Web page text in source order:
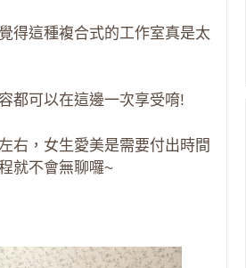
得這種複合式的工作室真是太
都可以在這邊一次享受唷!
右，女生愛美是需要付出時間
就不會無聊囉~